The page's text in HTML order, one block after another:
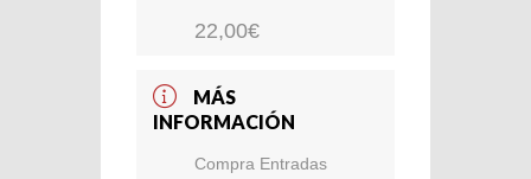
22,00€
MÁS
INFORMACIÓN
Compra Entradas